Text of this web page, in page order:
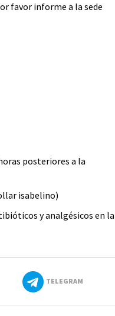
favor informe a la sede
posteriores a la
isabelino)
y analgésicos en la
TELEGRAM